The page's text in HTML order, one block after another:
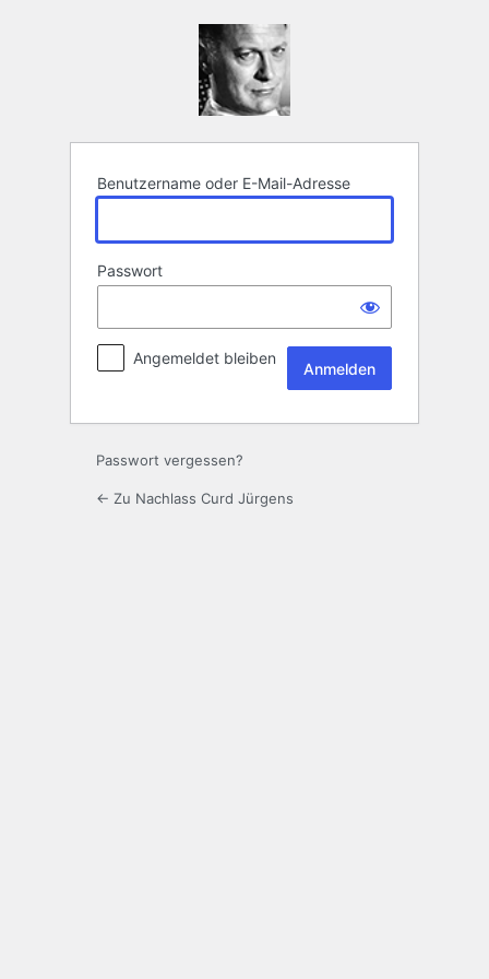
Benutzername oder E-Mail-Adresse
Passwort
Angemeldet bleiben
Passwort vergessen?
← Zu Nachlass Curd Jürgens